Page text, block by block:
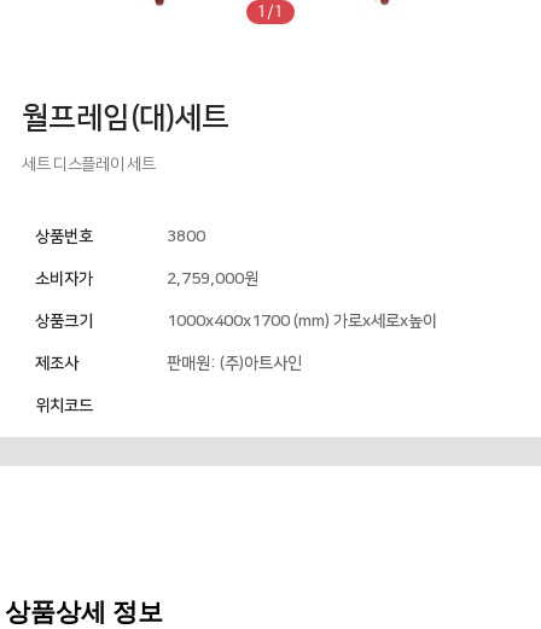
1/1
월프레임(대)세트
세트 디스플레이 세트
상품번호 3800
소비자가 2,759,000원
상품크기 1000x400x1700 (mm) 가로x세로x높이
제조사 판매원: (주)아트사인
위치코드
상품상세 정보